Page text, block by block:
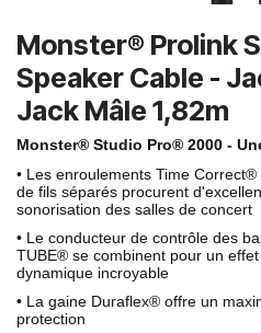
Monster® Prolink
Speaker Cable -
Jack Mâle 1,82m
Monster® Studio Pro® 2000 -
• Les enroulements Time
de fils séparés procurent
sonorisation des salles de concert
• Le conducteur de contrôle des
TUBE® se combinent pour un
dynamique incroyable
• La gaine Duraflex® offre un
protection